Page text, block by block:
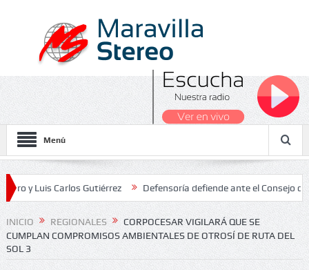
Menú
Carlos Gutiérrez Defensoría defiende ante el Consejo de
2026
INICIO REGIONALES
CORPOCESAR VIGILARÁ QUE SE
CUMPLAN COMPROMISOS AMBIENTALES DE OTROSÍ DE RUTA DEL
SOL 3